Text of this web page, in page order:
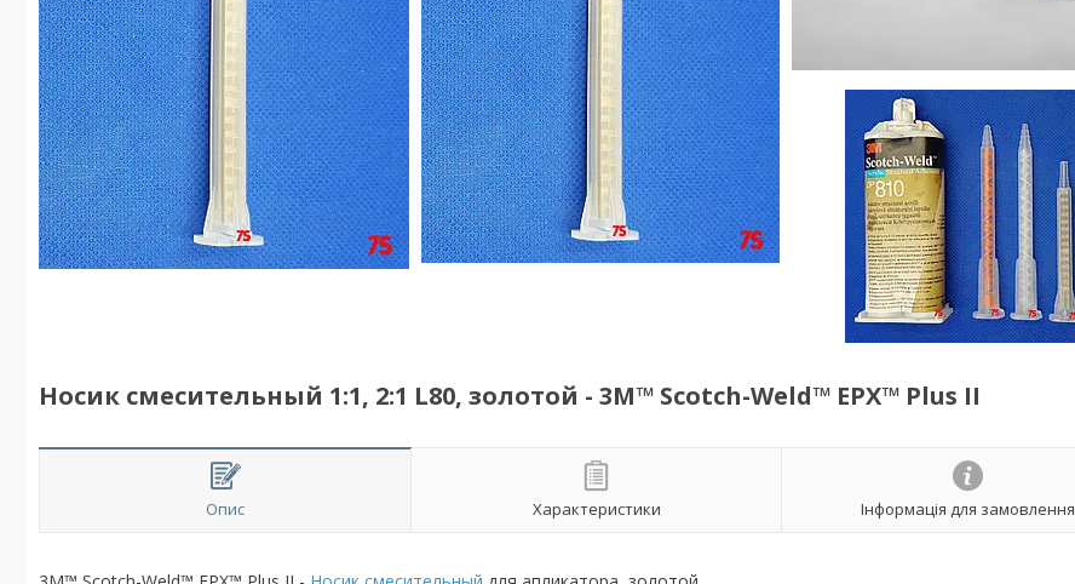
Носик смесительный 1:1, 2:1 L80, золотой - 3M™ Scotch-Weld™ EPX™ Plus II
Опис Характеристики Інформація для замовлення